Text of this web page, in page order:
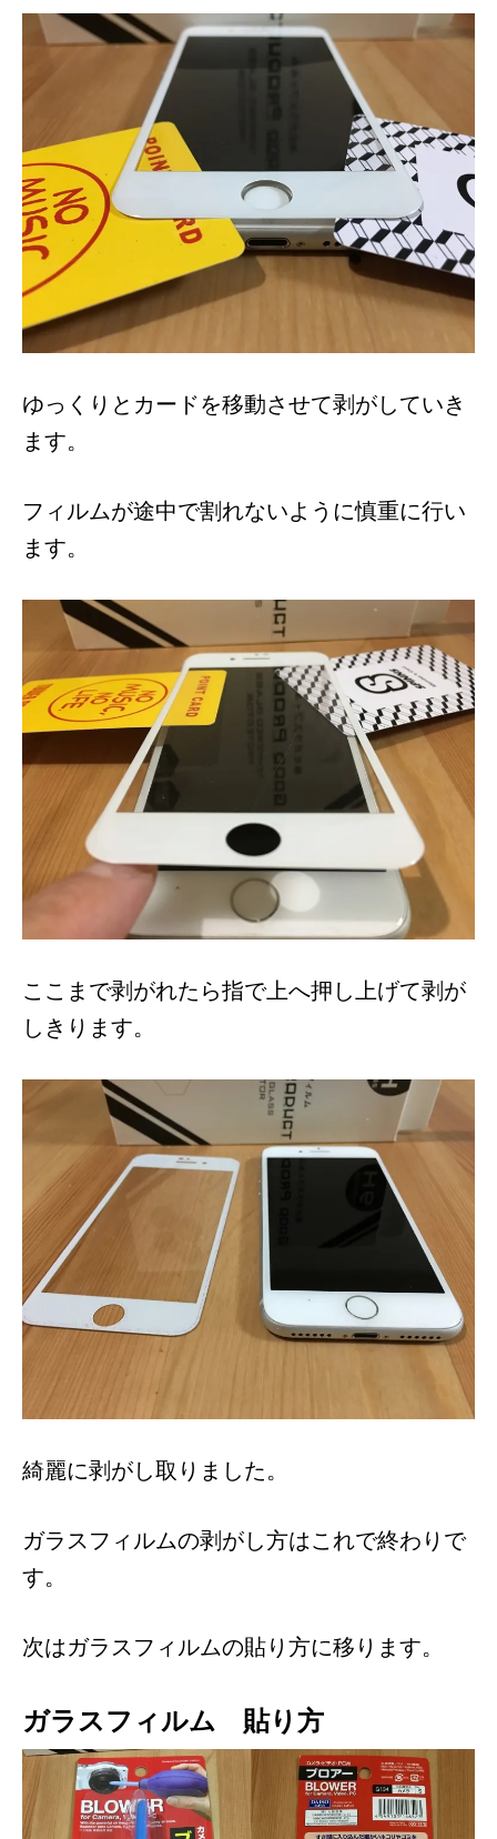
ゆっくりとカードを移動させて剥がしていき
ます。
フィルムが途中で割れないように慎重に行い
ます。
ここまで剥がれたら指で上へ押し上げて剥が
しきります。
綺麗に剥がし取りました。
ガラスフィルムの剥がし方はこれで終わりで
す。
次はガラスフィルムの貼り方に移ります。
ガラスフィルム 貼り方